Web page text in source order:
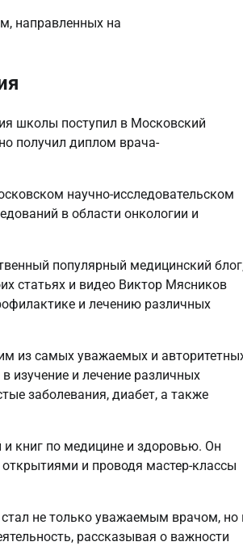
направленных на
школы поступил в Московский
получил диплом врача-
научно-исследовательском
в области онкологии и
популярный медицинский
статьях и видео Виктор Мясников
и лечению различных
из самых уважаемых и
изучение и лечение различных
заболевания, диабет, а также
книг по медицине и здоровью. Он
и проводя мастер-классы
не только уважаемым врачом, но
рассказывая о важности